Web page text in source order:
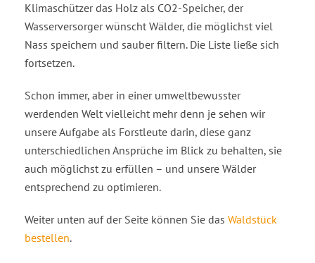
Klimaschützer das Holz als CO2-Speicher, der
Wasserversorger wünscht Wälder, die möglichst viel
Nass speichern und sauber filtern. Die Liste ließe sich
fortsetzen.
Schon immer, aber in einer umweltbewusster
werdenden Welt vielleicht mehr denn je sehen wir
unsere Aufgabe als Forstleute darin, diese ganz
unterschiedlichen Ansprüche im Blick zu behalten, sie
auch möglichst zu erfüllen – und unsere Wälder
entsprechend zu optimieren.
Weiter unten auf der Seite können Sie das Waldstück
bestellen.